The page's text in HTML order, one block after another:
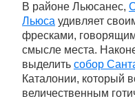
В районе Льюсанес,
Льюса удивляет
фресками,
смысле места.
выделить собор
Каталонии, который
величественным